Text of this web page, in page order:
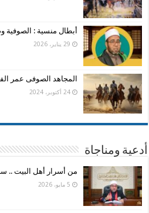
أبطال منسية : الصوفية
29 يناير، 2026
المجاهد الصوفى عمر
24 أكتوبر، 2024
أدعية ومناجاة
من أسرار أهل البيت ..
5 مايو، 2026